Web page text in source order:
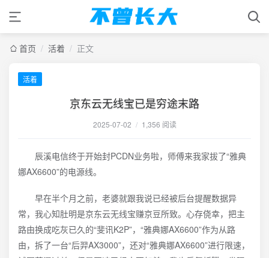
首页 / 活着 / 正文
活着
京东云无线宝已是穷途末路
2025-07-02 / 1,356 阅读
辰溪电信终于开始封PCDN业务啦，师傅来我家拔了“雅典
娜AX6600”的电源线。
早在半个月之前，老婆就跟我说已经被后台提醒数据异
常，我心知肚明是京东云无线宝赚京豆所致。心存侥幸，把主
路由换成吃灰已久的“斐讯K2P”，“雅典娜AX6600”作为从路
由，拆了一台“后羿AX3000”，还对“雅典娜AX6600”进行限速，